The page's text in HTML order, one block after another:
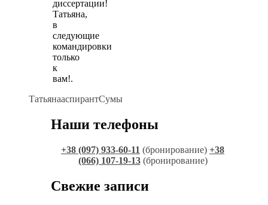
диссертации!
Татьяна,
в
следующие
командировки
только
к
вам!.
ТатьянааспирантСумы
Наши телефоны
+38 (097) 933-60-11 (бронирование) +38
(066) 107-19-13(бронирование)
Свежие записи